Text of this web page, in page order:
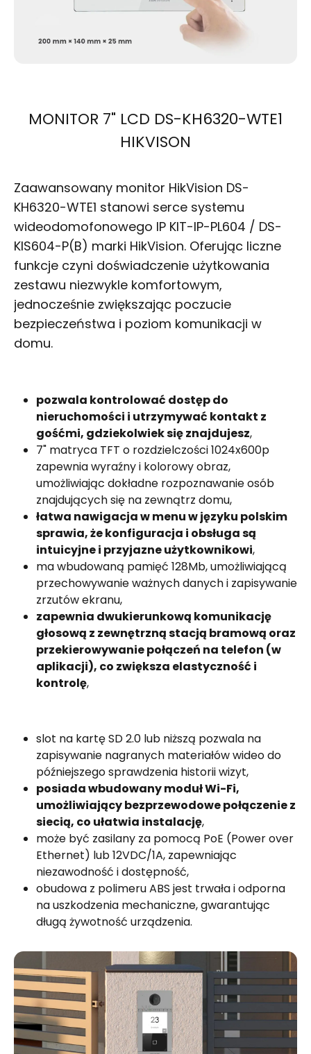
MONITOR 7" LCD DS-KH6320-WTE1
HIKVISON
Zaawansowany monitor HikVision DS-
KH6320-WTE1 stanowi serce systemu
wideodomofonowego IP KIT-IP-PL604 / DS-
KIS604-P(B) marki HikVision. Oferując liczne
funkcje czyni doświadczenie użytkowania
zestawu niezwykle komfortowym,
jednocześnie zwiększając poczucie
bezpieczeństwa i poziom komunikacji w
domu.
pozwala kontrolować dostęp do
nieruchomości i utrzymywać kontakt z
gośćmi, gdziekolwiek się znajdujesz,
7" matryca TFT o rozdzielczości 1024x600p
zapewnia wyraźny i kolorowy obraz,
umożliwiając dokładne rozpoznawanie osób
znajdujących się na zewnątrz domu,
łatwa nawigacja w menu w języku polskim
sprawia, że konfiguracja i obsługa są
intuicyjne i przyjazne użytkownikowi,
ma wbudowaną pamięć 128Mb, umożliwiającą
przechowywanie ważnych danych i zapisywanie
zrzutów ekranu,
zapewnia dwukierunkową komunikację
głosową z zewnętrzną stacją bramową oraz
przekierowywanie połączeń na telefon (w
aplikacji), co zwiększa elastyczność i
kontrolę,
slot na kartę SD 2.0 lub niższą pozwala na
zapisywanie nagranych materiałów wideo do
późniejszego sprawdzenia historii wizyt,
posiada wbudowany moduł Wi-Fi,
umożliwiający bezprzewodowe połączenie z
siecią, co ułatwia instalację,
może być zasilany za pomocą PoE (Power over
Ethernet) lub 12VDC/1A, zapewniając
niezawodność i dostępność,
obudowa z polimeru ABS jest trwała i odporna
na uszkodzenia mechaniczne, gwarantując
długą żywotność urządzenia.